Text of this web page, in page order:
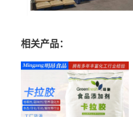
相关产品：